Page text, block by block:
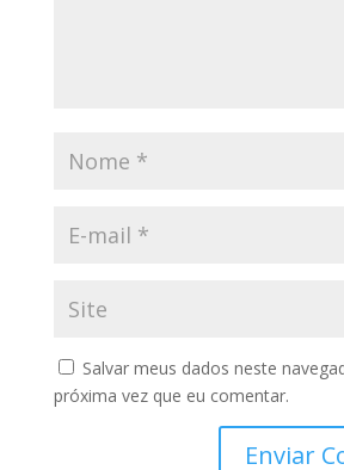
Salvar meus dados neste
próxima vez que eu comentar.